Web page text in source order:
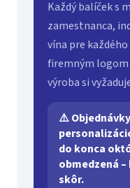
Každý balíček s
zamestnanca,
vína pre
firemným logom
výroba si
⚠️
do konca
obmedzená
skôr.